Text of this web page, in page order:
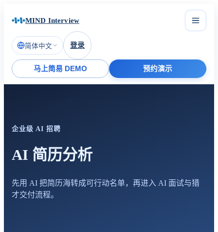
MIND Interview
简体中文 登录
马上简易 DEMO 预约演示
企业级 AI 招聘
AI 简历分析
先用 AI 把简历海转成可行动名单，再进入 AI 面试与猎
才交付流程。